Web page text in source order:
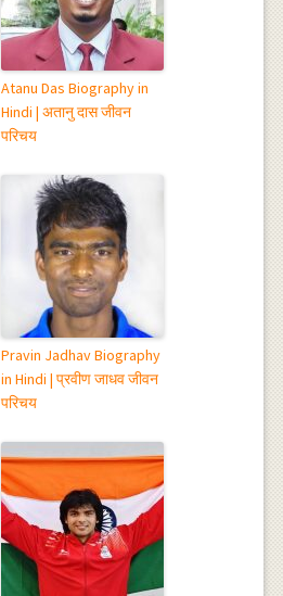
Atanu Das Biography in
Hindi | अतानु दास जीवन
परिचय
Pravin Jadhav Biography
in Hindi | प्रवीण जाधव जीवन
परिचय